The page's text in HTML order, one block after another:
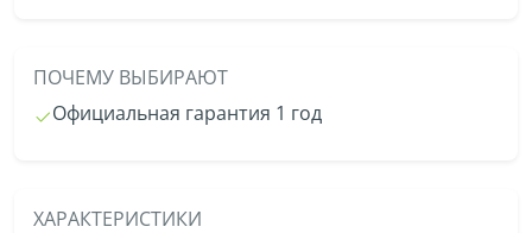
ПОЧЕМУ ВЫБИРАЮТ
Официальная гарантия 1 год
ХАРАКТЕРИСТИКИ